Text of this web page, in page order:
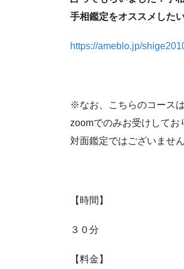
手相鑑定をオススメした
https://ameblo.jp/
※なお、こちらのコースは
zoomでのみお受けしてお
対面鑑定ではございません
【時間】
３０分
【料金】